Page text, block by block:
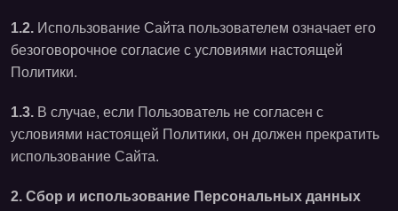
1.2. Использование Сайта пользователем означает его
безоговорочное согласие с условиями настоящей
Политики.
1.3. В случае, если Пользователь не согласен с
условиями настоящей Политики, он должен прекратить
использование Сайта.
2. Сбор и использование Персональных данных